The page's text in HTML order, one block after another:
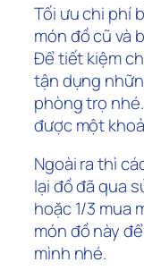
Tối ưu chi phí
món đồ cũ và
Để tiết kiệm
tận dụng
phòng trọ
được một
Ngoài ra thì
lại đồ đã qua
hoặc 1/3 mua
món đồ này
mình nhé.